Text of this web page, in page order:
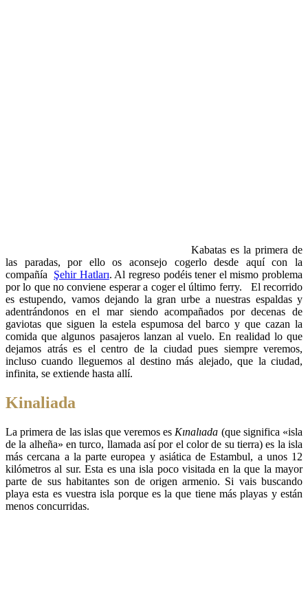
Kabatas es la primera de
las paradas, por ello os aconsejo cogerlo desde aquí con la
compañía Şehir Hatları. Al regreso podéis tener el mismo problema
por lo que no conviene esperar a coger el último ferry. El recorrido
es estupendo, vamos dejando la gran urbe a nuestras espaldas y
adentrándonos en el mar siendo acompañados por decenas de
gaviotas que siguen la estela espumosa del barco y que cazan la
comida que algunos pasajeros lanzan al vuelo. En realidad lo que
dejamos atrás es el centro de la ciudad pues siempre veremos,
incluso cuando lleguemos al destino más alejado, que la ciudad,
infinita, se extiende hasta allí.
Kinaliada
La primera de las islas que veremos es Kınalıada (que significa «isla
de la alheña» en turco, llamada así por el color de su tierra) es la isla
más cercana a la parte europea y asiática de Estambul, a unos 12
kilómetros al sur. Esta es una isla poco visitada en la que la mayor
parte de sus habitantes son de origen armenio. Si vais buscando
playa esta es vuestra isla porque es la que tiene más playas y están
menos concurridas.